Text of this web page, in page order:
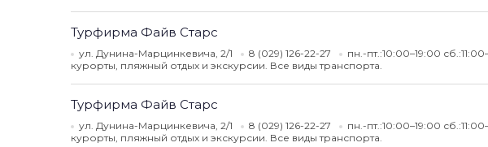
Турфирма Файв Старс
ул. Дунина-Марцинкевича, 2/1 8 (029) 126-22-27 пн.-пт.:10:00–19:00
курорты, пляжный отдых и экскурсии. Все виды транспорта.
Турфирма Файв Старс
ул. Дунина-Марцинкевича, 2/1 8 (029) 126-22-27 пн.-пт.:10:00–19:00
курорты, пляжный отдых и экскурсии. Все виды транспорта.